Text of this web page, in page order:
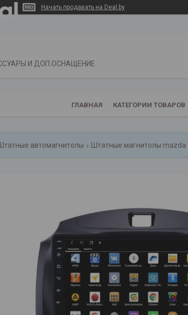
Начать продавать на Deal.by
И ДОП.ОСНАЩЕНИЕ
ГЛАВНАЯ КАТЕГОРИИ ТОВАРОВ
Штатные автомагнитолы Штатные магнитолы mazda